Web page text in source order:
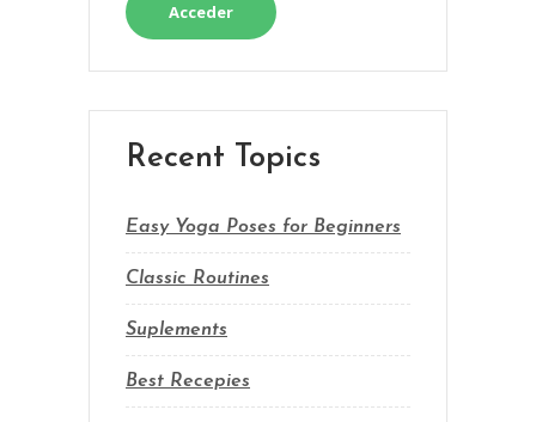
Acceder
Recent Topics
Easy Yoga Poses for Beginners
Classic Routines
Suplements
Best Recepies